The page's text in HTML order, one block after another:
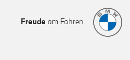
Freude am Fahren